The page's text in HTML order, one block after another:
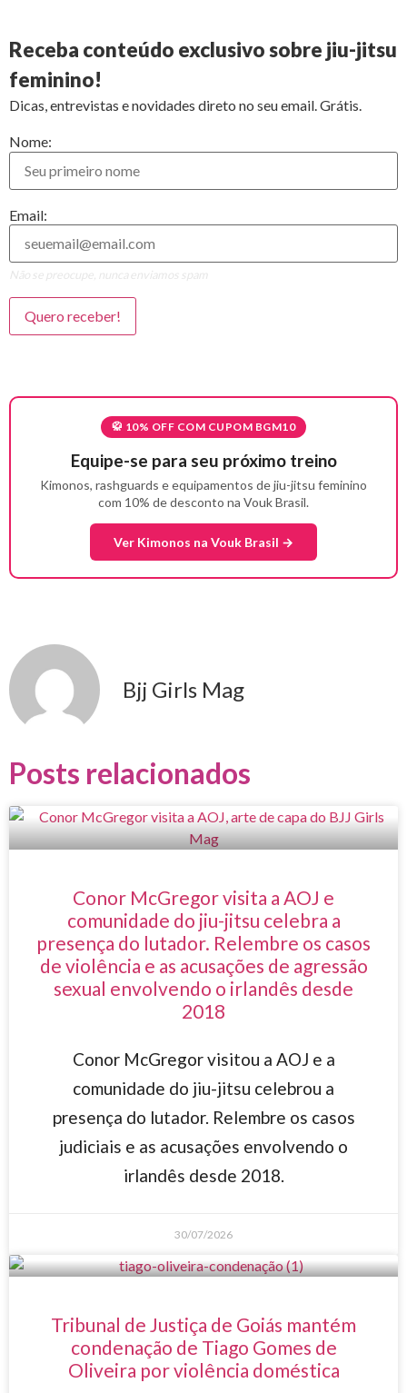
Receba conteúdo exclusivo sobre jiu-jitsu
feminino!
Dicas, entrevistas e novidades direto no seu email. Grátis.
Nome:
Email:
Não se preocupe, nunca enviamos spam
🥋 10% OFF COM CUPOM BGM10
Equipe-se para seu próximo treino
Kimonos, rashguards e equipamentos de jiu-jitsu feminino
com 10% de desconto na Vouk Brasil.
Ver Kimonos na Vouk Brasil →
Bjj Girls Mag
Posts relacionados
Conor McGregor visita a AOJ e
comunidade do jiu-jitsu celebra a
presença do lutador. Relembre os casos
de violência e as acusações de agressão
sexual envolvendo o irlandês desde
2018
Conor McGregor visitou a AOJ e a
comunidade do jiu-jitsu celebrou a
presença do lutador. Relembre os casos
judiciais e as acusações envolvendo o
irlandês desde 2018.
30/07/2026
Tribunal de Justiça de Goiás mantém
condenação de Tiago Gomes de
Oliveira por violência doméstica